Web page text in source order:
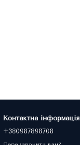
Контактна інформація
+380987898708